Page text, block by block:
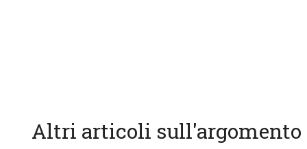
Altri articoli sull'argomento